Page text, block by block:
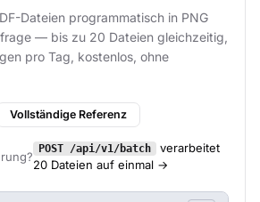
Dateien programmatisch in PNG
— bis zu 20 Dateien gleichzeitig,
pro Tag, kostenlos, ohne
Vollständige Referenz
POST /api/v1/batch
verarbeitet
20 Dateien auf einmal →